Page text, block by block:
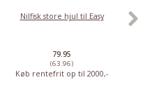
Nilfisk store hjul til Easy
79.95
(63.96)
Køb rentefrit op til 2000,-